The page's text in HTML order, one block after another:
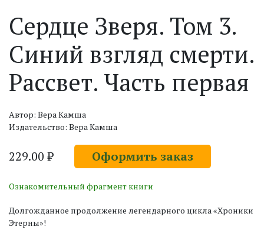
Сердце Зверя. Том 3.
Синий взгляд смерти.
Рассвет. Часть первая
Автор: Вера Камша
Издательство: Вера Камша
229.00 ₽ Оформить заказ
Ознакомительный фрагмент книги
Долгожданное продолжение легендарного цикла «Хроники
Этерны»!